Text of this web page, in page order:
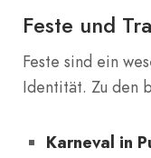
Feste und
Feste sind ein
Identität. Zu den
Karneval in